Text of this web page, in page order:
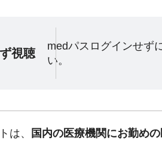
視聴
medパスログインせず
い。
は、 国内の医療機関にお勤め